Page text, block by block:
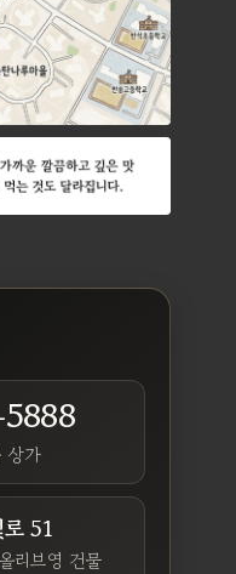
상가
51
리브영 건물